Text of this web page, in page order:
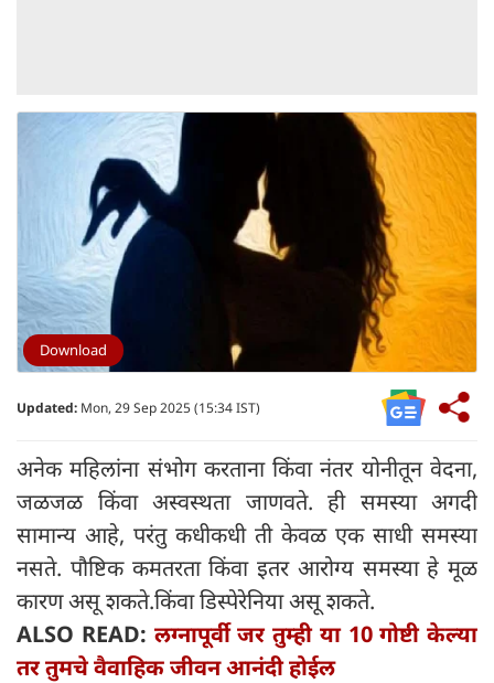
Download
Updated: Mon, 29 Sep 2025 (15:34 IST)
अनेक महिलांना संभोग करताना किंवा नंतर योनीतून वेदना,
जळजळ किंवा अस्वस्थता जाणवते. ही समस्या अगदी
सामान्य आहे, परंतु कधीकधी ती केवळ एक साधी समस्या
नसते. पौष्टिक कमतरता किंवा इतर आरोग्य समस्या हे मूळ
कारण असू शकते.किंवा डिस्पेरेनिया असू शकते.
ALSO READ: लग्नापूर्वी जर तुम्ही या 10 गोष्टी केल्या
तर तुमचे वैवाहिक जीवन आनंदी होईल